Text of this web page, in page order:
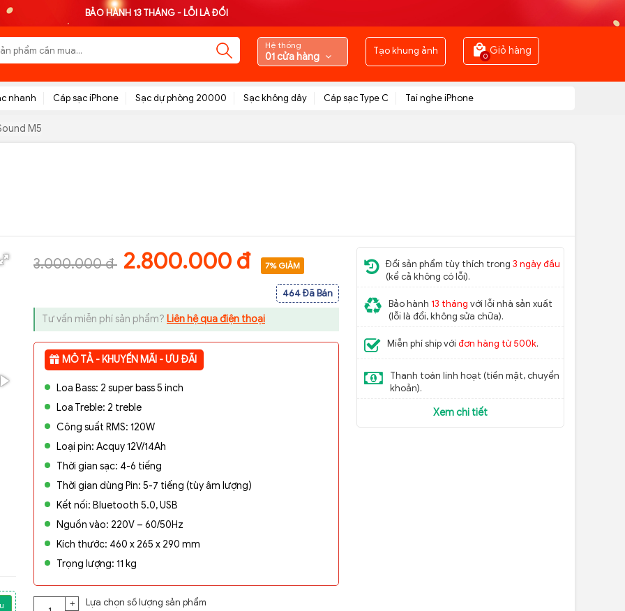
BẢO HÀNH 13 THÁNG - LỖI LÀ ĐỔI
Hệ thống
01 cửa hàng
Tạo khung ảnh 0 Giỏ hàng
nhanh Cáp sạc iPhone Sạc dự phòng 20000 Sạc không dây Cáp sạc Type C Tai nghe iPhone
M5
3.000.000 đ 2.800.000 đ 7% GIẢM
464 Đã Bán
Tư vấn miễn phí sản phẩm? Liên hệ qua điện thoại
MÔ TẢ - KHUYẾN MÃI - ƯU ĐÃI
Loa Bass: 2 super bass 5 inch
Loa Treble: 2 treble
Công suất RMS: 120W
Loại pin: Acquy 12V/14Ah
Thời gian sạc: 4-6 tiếng
Thời gian dùng Pin: 5-7 tiếng (tùy âm lượng)
Kết nối: Bluetooth 5.0, USB
Nguồn vào: 220V – 60/50Hz
Kích thước: 460 x 265 x 290 mm
Trọng lượng: 11 kg
+
Lựa chọn số lượng sản phẩm
Đổi sản phẩm tùy thích trong 3 ngày đầu
(kể cả không có lỗi).
Bảo hành 13 tháng với lỗi nhà sản xuất
(lỗi là đổi, không sửa chữa).
Miễn phí ship vớiđơn hàng từ 500k.
Thanh toán linh hoạt (tiền mặt, chuyển
khoản).
Xem chi tiết